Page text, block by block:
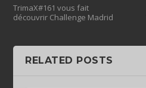
TrimaX#161 vous fait
découvrir Challenge Madrid
RELATED POSTS